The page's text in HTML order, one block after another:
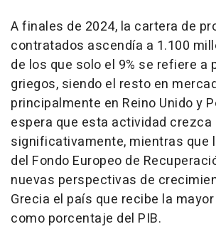
A finales de 2024, la cartera de
contratados ascendía a 1.100
de los que solo el 9% se refiere a
griegos, siendo el resto en
principalmente en Reino Unido y
espera que esta actividad crezca
significativamente, mientras que
del Fondo Europeo de
nuevas perspectivas de
Grecia el país que recibe la
como porcentaje del PIB.